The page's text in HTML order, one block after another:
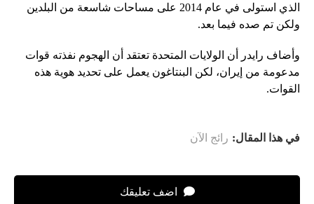
الذي استولى في عام 2014 على مساحات شاسعة من البلدين
ولكن تم صده فيما بعد.
وأضاف رايدر أن الولايات المتحدة تعتقد أن الهجوم نفذته قوات
مدعومة من إيران، لكن البنتاغون يعمل على تحديد هوية هذه
القوات.
في هذا المقال: رائج الآن
اضف تعليقك